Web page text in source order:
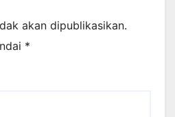
akan dipublikasikan.
*